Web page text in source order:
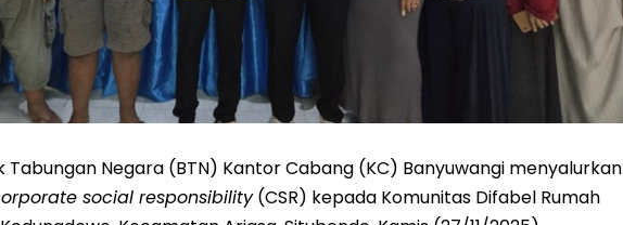
Tabungan Negara (BTN) Kantor Cabang (KC) Banyuwangi menyalurkan
social responsibility(CSR) kepada Komunitas Difabel Rumah